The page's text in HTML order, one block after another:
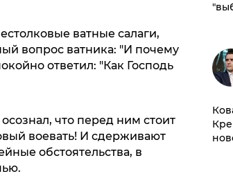
ватные салаги,
вопрос ватника: "И почему
ответил: "Как Господь
что перед ним стоит
воевать! И сдерживают
обстоятельства, в